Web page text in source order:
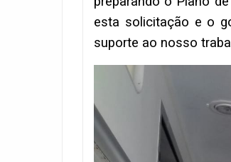
esta solicitação e o
suporte ao nosso